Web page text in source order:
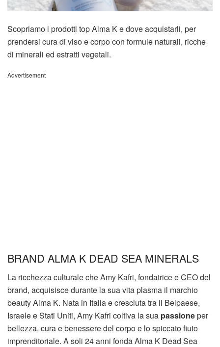
Scopriamo i prodotti top Alma K e dove acquistarli, per
prendersi cura di viso e corpo con formule naturali, ricche
di minerali ed estratti vegetali.
Advertisement
BRAND ALMA K DEAD SEA MINERALS
La ricchezza culturale che Amy Kafri, fondatrice e CEO del
brand, acquisisce durante la sua vita plasma il marchio
beauty Alma K. Nata in Italia e cresciuta tra il Belpaese,
Israele e Stati Uniti, Amy Kafri coltiva la sua passioneper
bellezza, cura e benessere del corpo e lo spiccato fiuto
imprenditoriale. A soli 24 anni fonda Alma K Dead Sea